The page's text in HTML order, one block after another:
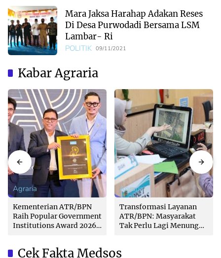
Mara Jaksa Harahap Adakan Reses
Di Desa Purwodadi Bersama LSM
Lambar- Ri
POLITIK 09/11/2021
Kabar Agraria
Agraria
Kementerian ATR/BPN
Raih Popular Government
Institutions Award 2026
Agraria
Transformasi Layanan
ATR/BPN: Masyarakat
Tak Perlu Lagi Menunggu
Cek Fakta Medsos